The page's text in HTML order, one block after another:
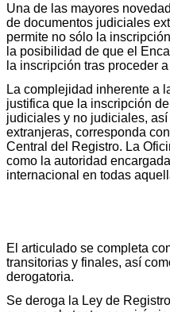
Una de las mayores
de documentos judiciales
permite no sólo la
la posibilidad de que el
la inscripción tras proceder
La complejidad inherente a
justifica que la inscripción
judiciales y no judiciales,
extranjeras, corresponda
Central del Registro. La
como la autoridad
internacional en todas
El articulado se completa
transitorias y finales, así
derogatoria.
Se deroga la Ley de